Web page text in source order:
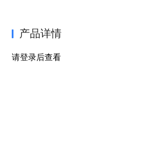
产品详情
请登录后查看